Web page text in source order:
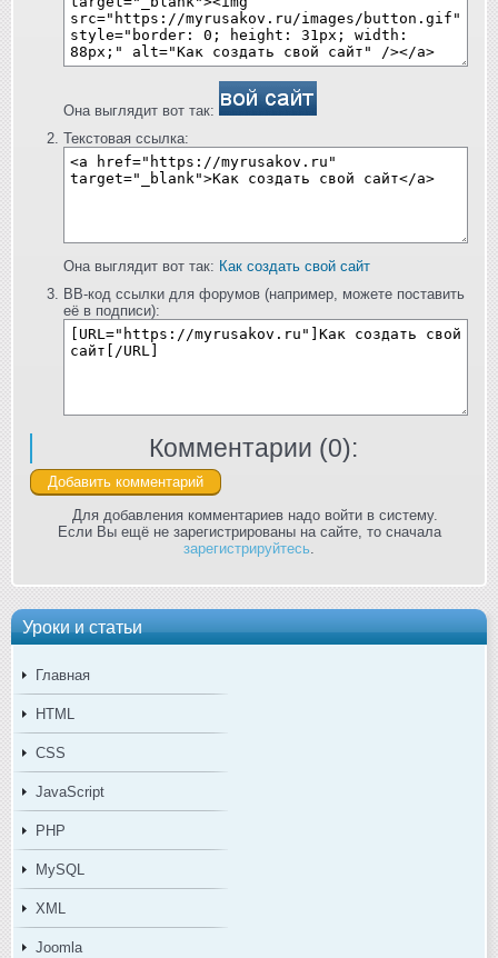
Уроки и статьи
Главная
HTML
CSS
JavaScript
PHP
MySQL
XML
Joomla
Она выглядит вот так:
Текстовая ссылка:
Она выглядит вот так: Как создать свой сайт
BB-код ссылки для форумов (например, можете поставить
её в подписи):
Комментарии (0):
Для добавления комментариев надо войти в систему.
Если Вы ещё не зарегистрированы на сайте, то сначала
зарегистрируйтесь.